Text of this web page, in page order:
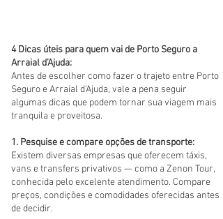
4 Dicas úteis para quem vai de Porto Seguro a
Arraial d’Ajuda:
Antes de escolher como fazer o trajeto entre Porto
Seguro e Arraial d’Ajuda, vale a pena seguir
algumas dicas que podem tornar sua viagem mais
tranquila e proveitosa.
1. Pesquise e compare opções de transporte:
Existem diversas empresas que oferecem táxis,
vans e transfers privativos — como a Zenon Tour,
conhecida pelo excelente atendimento. Compare
preços, condições e comodidades oferecidas antes
de decidir.